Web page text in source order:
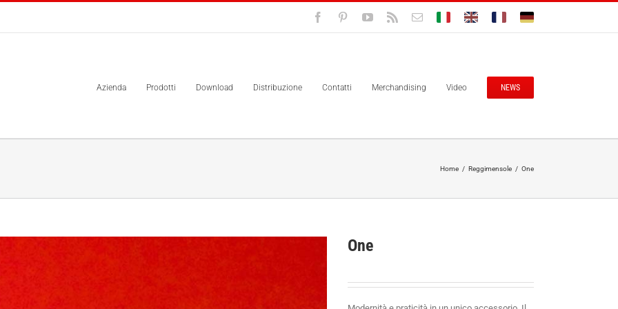
FacebookPinterestYouTube
Rss EmailBolisitalia.itBolisitalia.com
Bolisitalia.frBolisitalia.de
Azienda Prodotti Download Distribuzione Contatti Merchandising Video NEWS
Home / Reggimensole / One
One